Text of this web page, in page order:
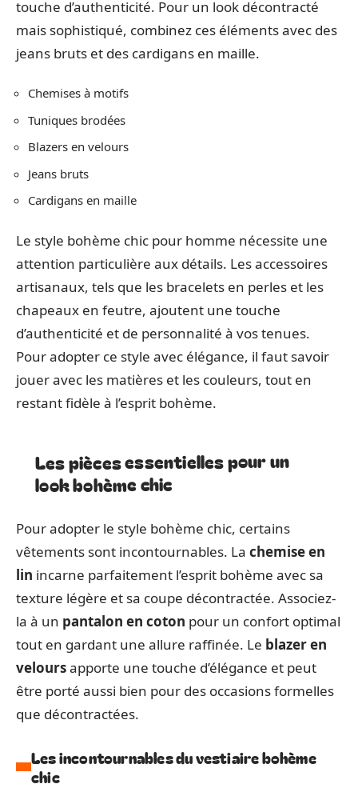
touche d’authenticité. Pour un look décontracté
mais sophistiqué, combinez ces éléments avec des
jeans bruts et des cardigans en maille.
Chemises à motifs
Tuniques brodées
Blazers en velours
Jeans bruts
Cardigans en maille
Le style bohème chic pour homme nécessite une
attention particulière aux détails. Les accessoires
artisanaux, tels que les bracelets en perles et les
chapeaux en feutre, ajoutent une touche
d’authenticité et de personnalité à vos tenues.
Pour adopter ce style avec élégance, il faut savoir
jouer avec les matières et les couleurs, tout en
restant fidèle à l’esprit bohème.
Les pièces essentielles pour un
look bohème chic
Pour adopter le style bohème chic, certains
vêtements sont incontournables. La chemise en
lin incarne parfaitement l’esprit bohème avec sa
texture légère et sa coupe décontractée. Associez-
la à un pantalon en coton pour un confort optimal
tout en gardant une allure raffinée. Le blazer en
veloursapporte une touche d’élégance et peut
être porté aussi bien pour des occasions formelles
que décontractées.
Les incontournables du vestiaire bohème
chic